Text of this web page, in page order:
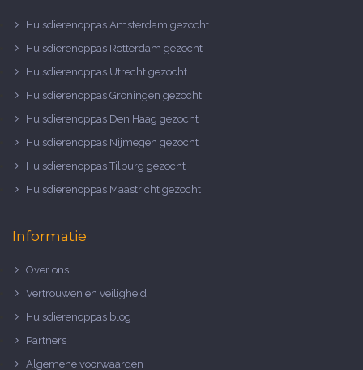
Huisdierenoppas Amsterdam gezocht
Huisdierenoppas Rotterdam gezocht
Huisdierenoppas Utrecht gezocht
Huisdierenoppas Groningen gezocht
Huisdierenoppas Den Haag gezocht
Huisdierenoppas Nijmegen gezocht
Huisdierenoppas Tilburg gezocht
Huisdierenoppas Maastricht gezocht
Informatie
Over ons
Vertrouwen en veiligheid
Huisdierenoppas blog
Partners
Algemene voorwaarden